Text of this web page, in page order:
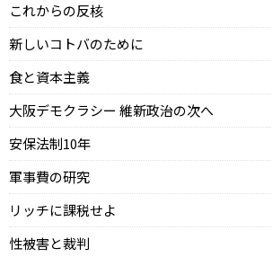
これからの反核
新しいコトバのために
食と資本主義
大阪デモクラシー 維新政治の次へ
安保法制10年
軍事費の研究
リッチに課税せよ
性被害と裁判